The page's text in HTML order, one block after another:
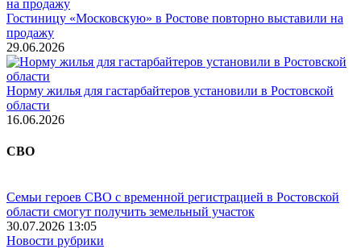
Гостиницу «Московскую» в Ростове повторно выставили на
продажу
29.06.2026
Норму жилья для гастарбайтеров установили в Ростовской
области
16.06.2026
СВО
Семьи героев СВО с временной регистрацией в Ростовской
области смогут получить земельный участок
30.07.2026 13:05
Новости рубрики